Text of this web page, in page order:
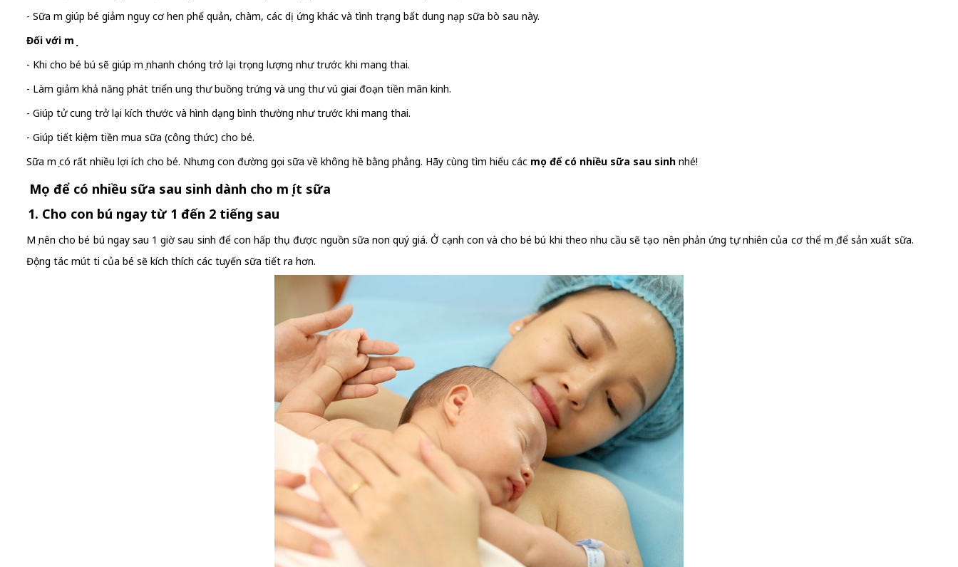
- Sữa mẹ giúp bé giảm nguy cơ hen phế quản, chàm, các dị ứng khác và tình trạng bất dung nạp sữa bò sau này.
Đối với mẹ
- Khi cho bé bú sẽ giúp mẹ nhanh chóng trở lại trọng lượng như trước khi mang thai.
- Làm giảm khả năng phát triển ung thư buồng trứng và ung thư vú giai đoạn tiền mãn kinh.
- Giúp tử cung trở lại kích thước và hình dạng bình thường như trước khi mang thai.
- Giúp tiết kiệm tiền mua sữa (công thức) cho bé.
Sữa mẹ có rất nhiều lợi ích cho bé. Nhưng con đường gọi sữa về không hề bằng phẳng. Hãy cùng tìm hiểu các mẹo để có nhiều sữa sau sinh nhé!
Mẹo để có nhiều sữa sau sinh dành cho mẹ ít sữa
1. Cho con bú ngay từ 1 đến 2 tiếng sau
Mẹ nên cho bé bú ngay sau 1 giờ sau sinh để con hấp thụ được nguồn sữa non quý giá. Ở cạnh con và cho bé bú khi theo nhu cầu sẽ tạo nên phản ứng tự nhiên của cơ thể mẹ để sản xuất sữa.
Động tác mút ti của bé sẽ kích thích các tuyến sữa tiết ra hơn.